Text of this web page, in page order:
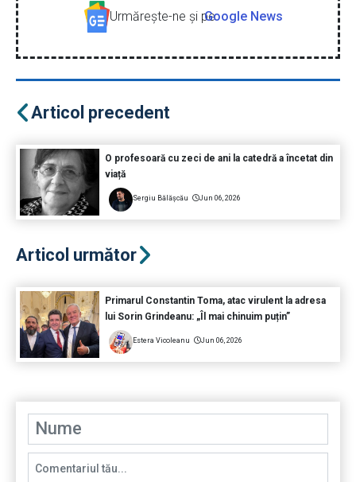
Urmăreşte-ne şi peGoogle News
Articol precedent
O profesoară cu zeci de ani la catedră a încetat din
viață
Sergiu Bălășcău Jun 06, 2026
Articol următor
Primarul Constantin Toma, atac virulent la adresa
lui Sorin Grindeanu: „Îl mai chinuim puțin”
Estera Vicoleanu Jun 06, 2026